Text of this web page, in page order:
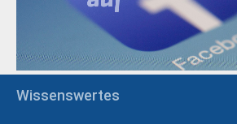
Wissenswertes